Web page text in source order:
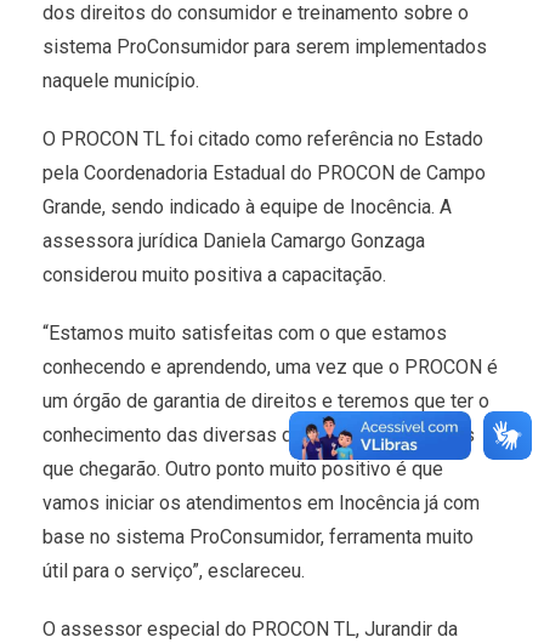
dos direitos do consumidor e treinamento sobre o
sistema ProConsumidor para serem implementados
naquele município.
O PROCON TL foi citado como referência no Estado
pela Coordenadoria Estadual do PROCON de Campo
Grande, sendo indicado à equipe de Inocência. A
assessora jurídica Daniela Camargo Gonzaga
considerou muito positiva a capacitação.
“Estamos muito satisfeitas com o que estamos
conhecendo e aprendendo, uma vez que o PROCON é
um órgão de garantia de direitos e teremos que ter o
conhecimento das diversas demandas e situações
que chegarão. Outro ponto muito positivo é que
vamos iniciar os atendimentos em Inocência já com
base no sistema ProConsumidor, ferramenta muito
útil para o serviço”, esclareceu.
O assessor especial do PROCON TL, Jurandir da